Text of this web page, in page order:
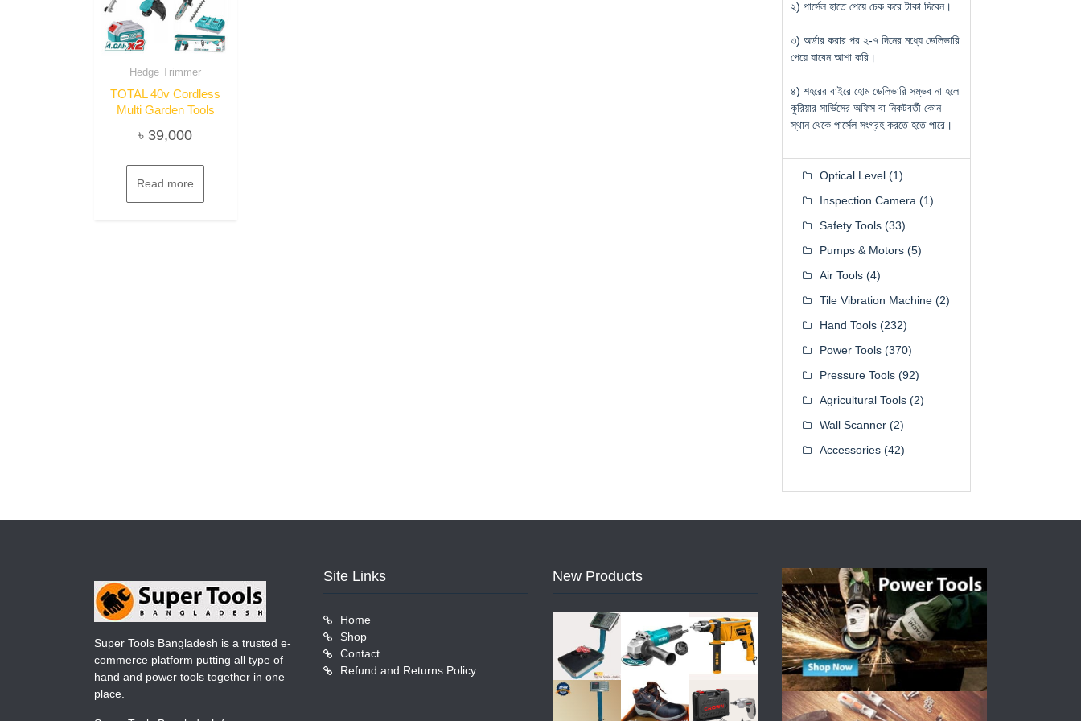
Hedge Trimmer
TOTAL 40v Cordless
Multi Garden Tools
৳ 39,000
Read more
২) পার্সেল হাতে পেয়ে চেক করে টাকা দিবেন।
৩) অর্ডার করার পর ২-৭ দিনের মধ্যে ডেলিভারি
পেয়ে যাবেন আশা করি।
৪) শহরের বাইরে হোম ডেলিভারি সম্ভব না হলে
কুরিয়ার সার্ভিসের অফিস বা নিকটবর্তী কোন
স্থান থেকে পার্সেল সংগ্রহ করতে হতে পারে।
Optical Level (1)
Inspection Camera (1)
Safety Tools (33)
Pumps & Motors (5)
Air Tools (4)
Tile Vibration Machine (2)
Hand Tools (232)
Power Tools (370)
Pressure Tools (92)
Agricultural Tools (2)
Wall Scanner (2)
Accessories (42)
Super Tools Bangladesh is a trusted e-
commerce platform putting all type of
hand and power tools together in one
place.
Site Links
Home
Shop
Contact
Refund and Returns Policy
New Products